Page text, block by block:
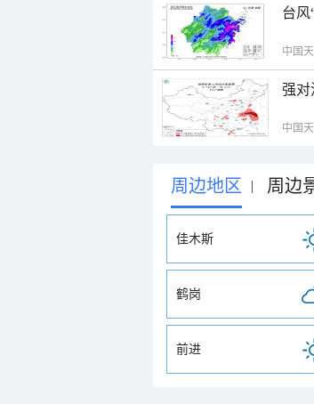
台风
中国
强对
中国
周边地区 | 周边
佳木斯
鹤岗
前进